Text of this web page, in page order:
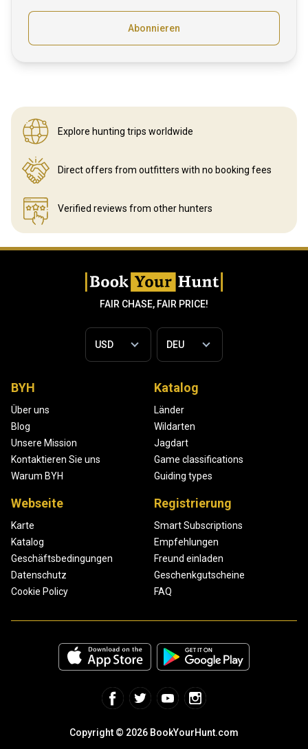
Abonnieren
Explore hunting trips worldwide
Direct offers from outfitters with no booking fees
Verified reviews from other hunters
FAIR CHASE, FAIR PRICE!
BYH
Über uns
Blog
Unsere Mission
Kontaktieren Sie uns
Warum BYH
Katalog
Länder
Wildarten
Jagdart
Game classifications
Guiding types
Webseite
Karte
Katalog
Geschäftsbedingungen
Datenschutz
Cookie Policy
Registrierung
Smart Subscriptions
Empfehlungen
Freund einladen
Geschenkgutscheine
FAQ
Copyright © 2026 BookYourHunt.com